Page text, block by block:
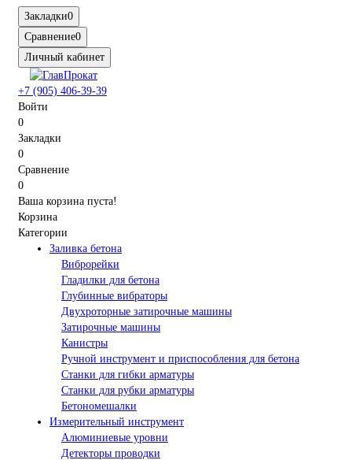
Закладки0
Сравнение0
Личный кабинет
+7 (905) 406-39-39
Войти
0
Закладки
0
Сравнение
0
Ваша корзина пуста!
Корзина
Категории
Заливка бетона
Виброрейки
Гладилки для бетона
Глубинные вибраторы
Двухроторные затирочные машины
Затирочные машины
Канистры
Ручной инструмент и приспособления для бетона
Станки для гибки арматуры
Станки для рубки арматуры
Бетономешалки
Измерительный инструмент
Алюминиевые уровни
Детекторы проводки